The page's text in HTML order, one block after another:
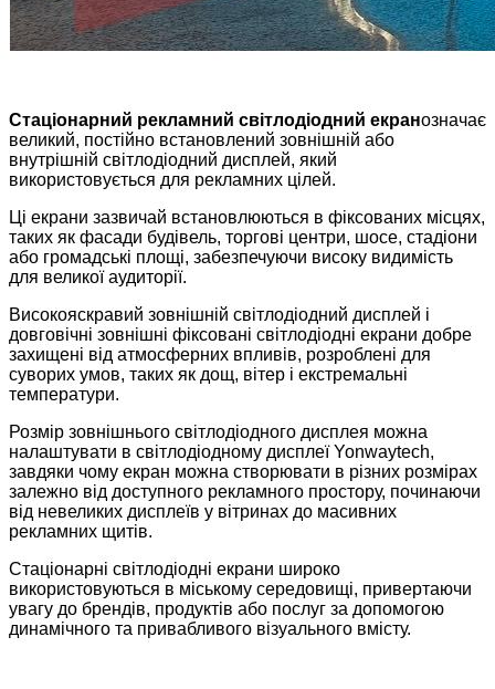
Стаціонарний рекламний світлодіодний екранозначає
великий, постійно встановлений зовнішній або
внутрішній світлодіодний дисплей, який
використовується для рекламних цілей.
Ці екрани зазвичай встановлюються в фіксованих місцях,
таких як фасади будівель, торгові центри, шосе, стадіони
або громадські площі, забезпечуючи високу видимість
для великої аудиторії.
Високояскравий зовнішній світлодіодний дисплей і
довговічні зовнішні фіксовані світлодіодні екрани добре
захищені від атмосферних впливів, розроблені для
суворих умов, таких як дощ, вітер і екстремальні
температури.
Розмір зовнішнього світлодіодного дисплея можна
налаштувати в світлодіодному дисплеї Yonwaytech,
завдяки чому екран можна створювати в різних розмірах
залежно від доступного рекламного простору, починаючи
від невеликих дисплеїв у вітринах до масивних
рекламних щитів.
Стаціонарні світлодіодні екрани широко
використовуються в міському середовищі, привертаючи
увагу до брендів, продуктів або послуг за допомогою
динамічного та привабливого візуального вмісту.